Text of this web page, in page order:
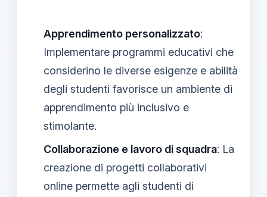
Apprendimento personalizzato:
Implementare programmi educativi che
considerino le diverse esigenze e abilità
degli studenti favorisce un ambiente di
apprendimento più inclusivo e
stimolante.
Collaborazione e lavoro di squadra: La
creazione di progetti collaborativi
online permette agli studenti di